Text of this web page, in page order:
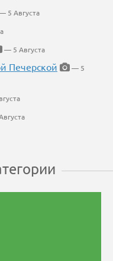
5 Августа
— 5 Августа
Печерской
— 5